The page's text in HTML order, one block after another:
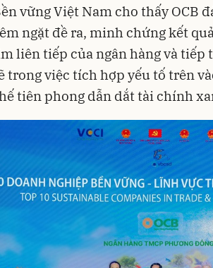
vững Việt Nam cho thấy OCB
ngặt đề ra, minh chứng kết
liên tiếp của ngân hàng và tiếp
trong việc tích hợp yếu tố trên
tiên phong dẫn dắt tài chính